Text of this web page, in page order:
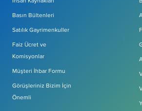
Basın Bültenleri
Satılık Gayrimenkuller
Faiz Ücret ve
Komisyonlar
Müşteri İhbar Formu
Görüşleriniz Bizim İçin
Önemli